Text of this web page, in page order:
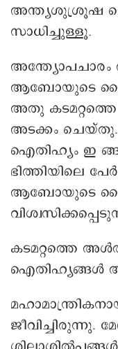
അന്ത്യശുശ്രൂഷ
സാധിച്ചുള്ളൂ.
അന്ത്യോപചാരം
ആബോയുടെ കൈ
അതു
അടക്കം ചെയ്തു.
ഐതിഹ്യം ഇ
ഭിത്തിയിലെ
ആബോയുടെ കൈ
കടമറ്റത്തെ
ഐതിഹ്യങ്ങൾ
ജീവിച്ചിരുന്നു.